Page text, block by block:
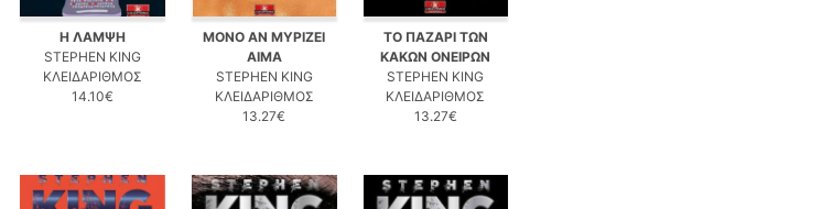
Η ΛΑΜΨΗ
STEPHEN KING
ΚΛΕΙΔΑΡΙΘΜΟΣ
14.10€
ΜΟΝΟ ΑΝ ΜΥΡΙΖΕΙ
ΑΙΜΑ
STEPHEN KING
ΚΛΕΙΔΑΡΙΘΜΟΣ
13.27€
ΤΟ ΠΑΖΑΡΙ ΤΩΝ
ΚΑΚΩΝ ΟΝΕΙΡΩΝ
STEPHEN KING
ΚΛΕΙΔΑΡΙΘΜΟΣ
13.27€